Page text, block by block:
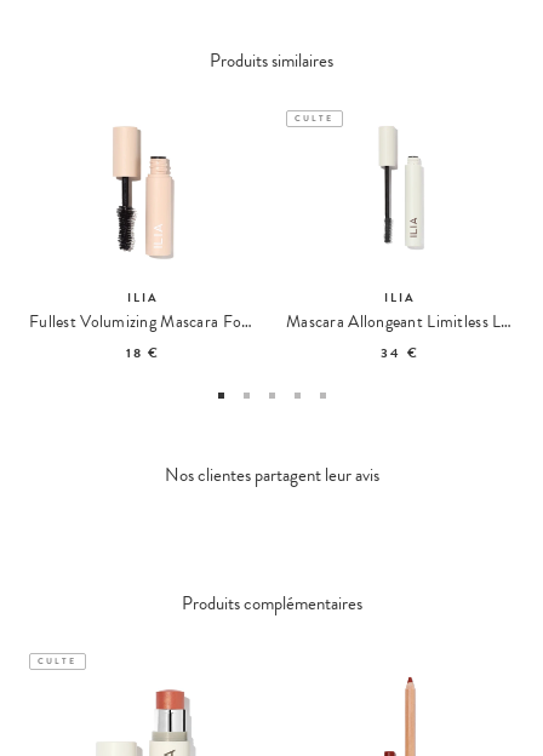
Produits similaires
ILIA
Fullest Volumizing Mascara Format Voyage
18 €
CULTE
ILIA
Mascara Allongeant Limitless Lash
34 €
Nos clientes partagent leur avis
Produits complémentaires
CULTE